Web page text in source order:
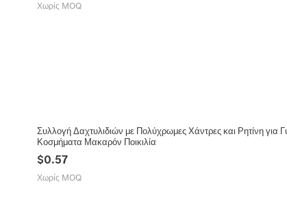
Χωρίς MOQ
Συλλογή Δαχτυλιδιών με Πολύχρωμες Χάντρες και Ρητίνη για
Κοσμήματα Μακαρόν Ποικιλία
$0.57
Χωρίς MOQ